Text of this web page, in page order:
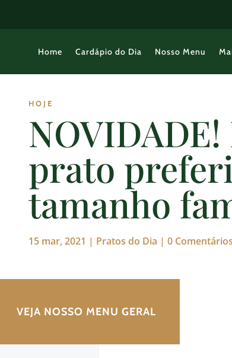
Home Cardápio do Dia Nosso Menu
HOJE
NOVIDADE!
prato
tamanho
15 mar, 2021 | Pratos do Dia | 0
VEJA NOSSO MENU GERAL